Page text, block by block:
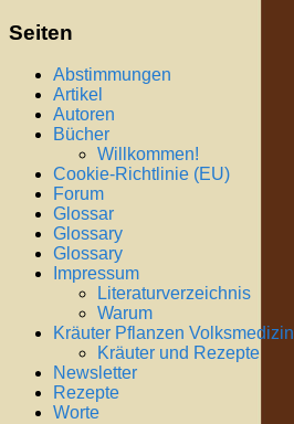
Seiten
Abstimmungen
Artikel
Autoren
Bücher
Willkommen!
Cookie-Richtlinie (EU)
Forum
Glossar
Glossary
Glossary
Impressum
Literaturverzeichnis
Warum
Kräuter Pflanzen Volksmedizin
Kräuter und Rezepte
Newsletter
Rezepte
Worte